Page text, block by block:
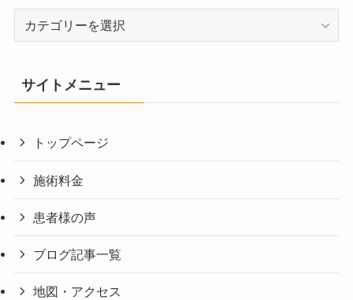
リ
サイトメニュー
トップページ
施術料金
患者様の声
ブログ記事一覧
地図・アクセス